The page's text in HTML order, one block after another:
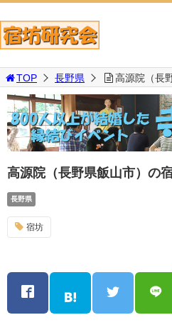
TOP 長野県 高源院（長
高源院（長野県飯山市）の
長野県
宿坊